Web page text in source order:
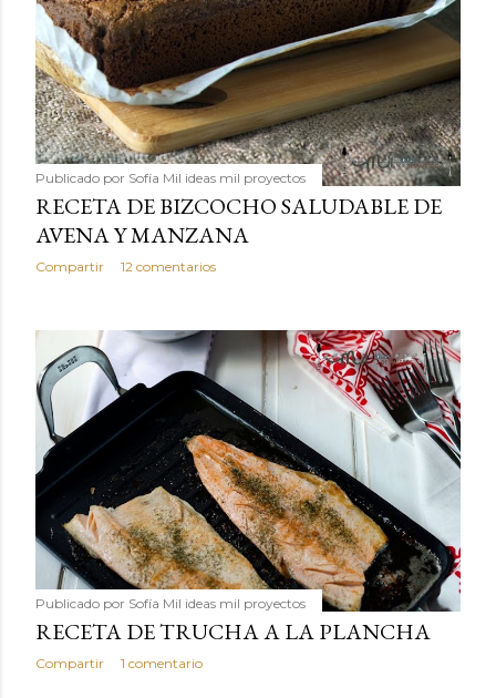
Publicado por Sofía Mil ideas mil proyectos
RECETA DE BIZCOCHO SALUDABLE DE
AVENA Y MANZANA
Compartir 12 comentarios
Publicado por Sofía Mil ideas mil proyectos
RECETA DE TRUCHA A LA PLANCHA
Compartir 1 comentario